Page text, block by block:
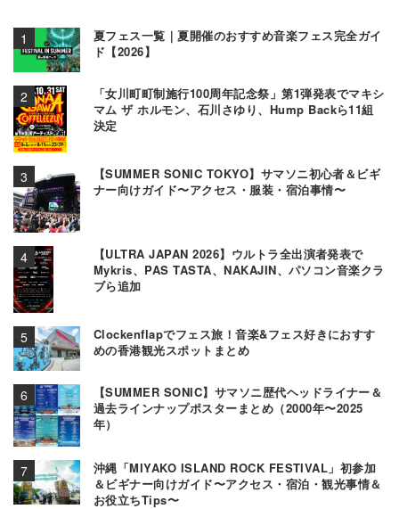
夏フェス一覧｜夏開催のおすすめ音楽フェス完全ガイ
ド【2026】
「女川町町制施行100周年記念祭」第1弾発表でマキシ
マム ザ ホルモン、石川さゆり、Hump Backら11組
決定
【SUMMER SONIC TOKYO】サマソニ初心者＆ビギ
ナー向けガイド〜アクセス・服装・宿泊事情〜
【ULTRA JAPAN 2026】ウルトラ全出演者発表で
Mykris、PAS TASTA、NAKAJIN、パソコン音楽クラ
ブら追加
Clockenflapでフェス旅！音楽&フェス好きにおすす
めの香港観光スポットまとめ
【SUMMER SONIC】サマソニ歴代ヘッドライナー＆
過去ラインナップポスターまとめ（2000年〜2025
年）
沖縄「MIYAKO ISLAND ROCK FESTIVAL」初参加
＆ビギナー向けガイド〜アクセス・宿泊・観光事情＆
お役立ちTips〜